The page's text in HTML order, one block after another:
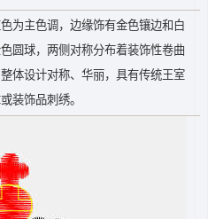
为主色调，边缘饰有金色镶边和白
圆球，两侧对称分布着装饰性卷曲
体设计对称、华丽，具有传统王室
装饰品刺绣。